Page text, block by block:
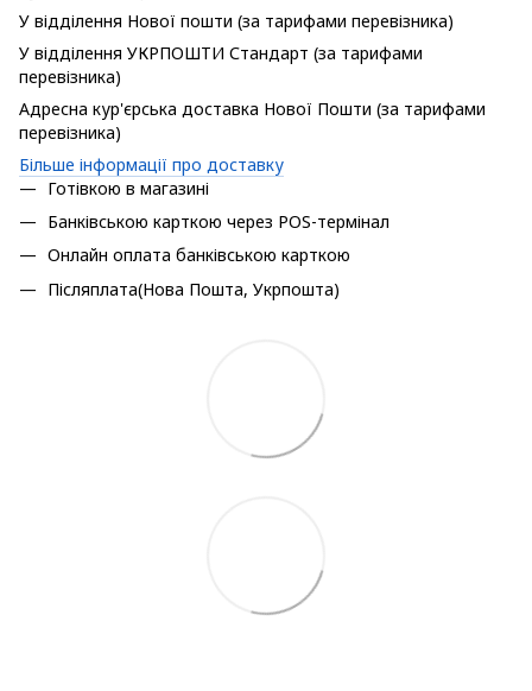
У відділення Нової пошти (за тарифами перевізника)
У відділення УКРПОШТИ Стандарт (за тарифами
перевізника)
Адресна кур'єрська доставка Нової Пошти (за тарифами
перевізника)
Більше інформації про доставку
Готівкою в магазині
Банківською карткою через POS-термінал
Онлайн оплата банківською карткою
Післяплата(Нова Пошта, Укрпошта)